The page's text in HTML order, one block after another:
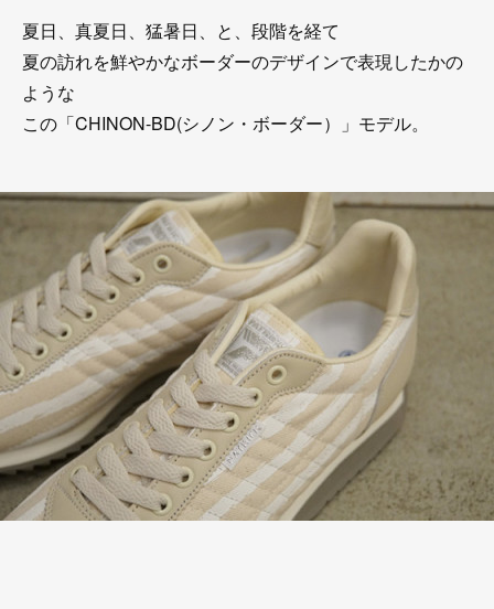
夏日、真夏日、猛暑日、と、段階を経て
夏の訪れを鮮やかなボーダーのデザインで表現したかの
ような
この「CHINON-BD(シノン・ボーダー）」モデル。